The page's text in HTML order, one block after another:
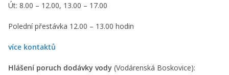
Út: 8.00 – 12.00, 13.00 – 17.00
Polední přestávka 12.00 – 13.00 hodin
více kontaktů
Hlášení poruch dodávky vody (Vodárenská Boskovice):